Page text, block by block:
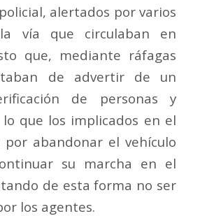
alertados por varios
vía que circulaban en
que, mediante ráfagas
de advertir de un
de personas y
que los implicados en el
abandonar el vehículo
su marcha en el
de esta forma no ser
los agentes.